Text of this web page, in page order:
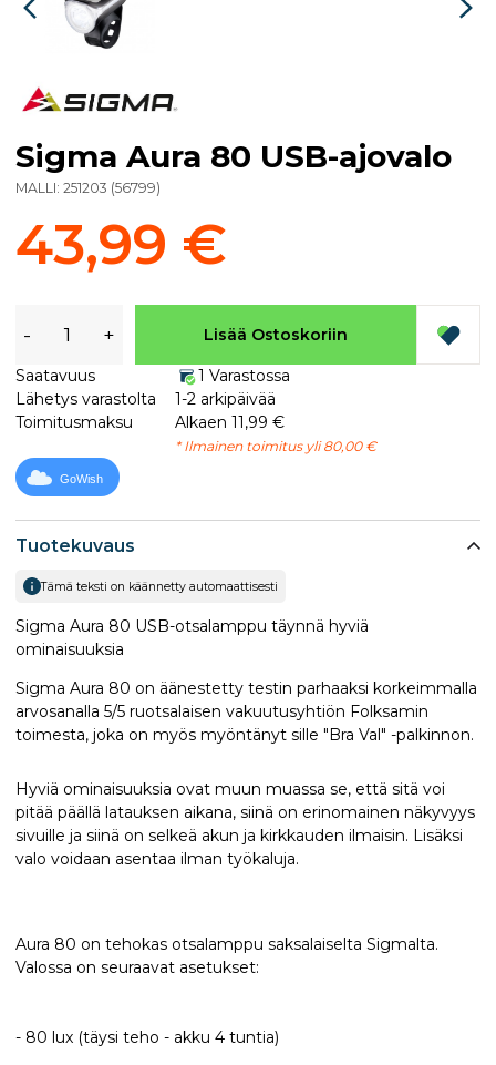
Tuotekuvaus
Tämä teksti on käännetty automaattisesti
Sigma Aura 80 USB-otsalamppu täynnä hyviä
ominaisuuksia
Sigma Aura 80 on äänestetty testin parhaaksi korkeimmalla
arvosanalla 5/5 ruotsalaisen vakuutusyhtiön Folksamin
toimesta, joka on myös myöntänyt sille "Bra Val" -palkinnon.
Hyviä ominaisuuksia ovat muun muassa se, että sitä voi
pitää päällä latauksen aikana, siinä on erinomainen näkyvyys
sivuille ja siinä on selkeä akun ja kirkkauden ilmaisin. Lisäksi
valo voidaan asentaa ilman työkaluja.
Aura 80 on tehokas otsalamppu saksalaiselta Sigmalta.
Valossa on seuraavat asetukset:
- 80 lux (täysi teho - akku 4 tuntia)
Sigma Aura 80 USB-ajovalo
MALLI: 251203 (56799)
43,99 €
- + Lisää Ostoskoriin
Saatavuus
1 Varastossa
Lähetys varastolta
1-2 arkipäivää
Toimitusmaksu
Alkaen 11,99 €
* Ilmainen toimitus yli 80,00 €
GoWish